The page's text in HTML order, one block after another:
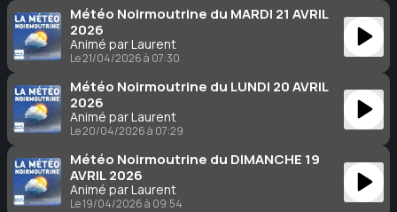
Météo Noirmoutrine du MARDI 21 AVRIL
2026
Animé par Laurent
Le 21/04/2026 à 07:30
Météo Noirmoutrine du LUNDI 20 AVRIL
2026
Animé par Laurent
Le 20/04/2026 à 07:29
Météo Noirmoutrine du DIMANCHE 19
AVRIL 2026
Animé par Laurent
Le 19/04/2026 à 09:54